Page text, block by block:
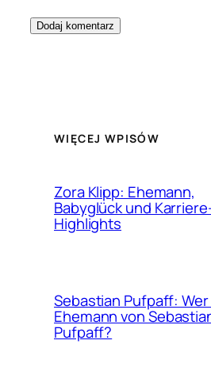
WIĘCEJ WPISÓW
Zora Klipp: Ehemann,
Babyglück und
Highlights
Sebastian Pufpaff:
Ehemann von
Pufpaff?